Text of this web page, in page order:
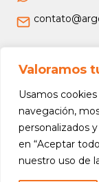
Valoramos
Usamos
navegación,
personalizados
en “Aceptar
nuestro uso de
Jurídico
Termos e
Política de
Política de